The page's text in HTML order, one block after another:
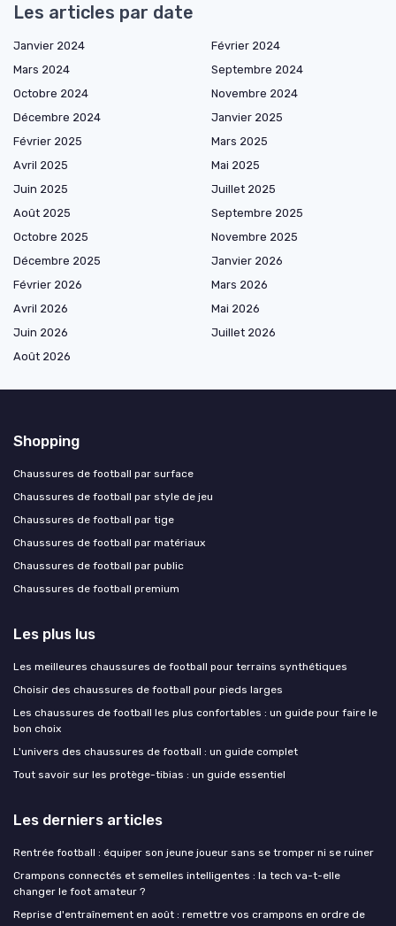
Les articles par date
Janvier 2024
Février 2024
Mars 2024
Septembre 2024
Octobre 2024
Novembre 2024
Décembre 2024
Janvier 2025
Février 2025
Mars 2025
Avril 2025
Mai 2025
Juin 2025
Juillet 2025
Août 2025
Septembre 2025
Octobre 2025
Novembre 2025
Décembre 2025
Janvier 2026
Février 2026
Mars 2026
Avril 2026
Mai 2026
Juin 2026
Juillet 2026
Août 2026
Shopping
Chaussures de football par surface
Chaussures de football par style de jeu
Chaussures de football par tige
Chaussures de football par matériaux
Chaussures de football par public
Chaussures de football premium
Les plus lus
Les meilleures chaussures de football pour terrains synthétiques
Choisir des chaussures de football pour pieds larges
Les chaussures de football les plus confortables : un guide pour faire le
bon choix
L'univers des chaussures de football : un guide complet
Tout savoir sur les protège-tibias : un guide essentiel
Les derniers articles
Rentrée football : équiper son jeune joueur sans se tromper ni se ruiner
Crampons connectés et semelles intelligentes : la tech va-t-elle
changer le foot amateur ?
Reprise d'entraînement en août : remettre vos crampons en ordre de